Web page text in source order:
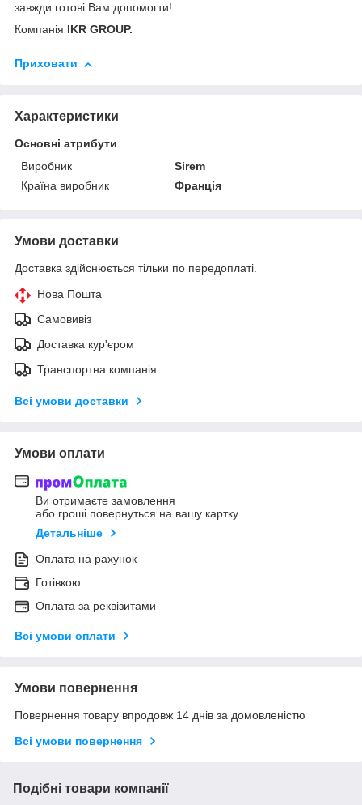
завжди готові Вам допомогти!
Компанія IKR GROUP.
Приховати
Характеристики
Основні атрибути
Виробник
Sirem
Країна виробник
Франція
Умови доставки
Доставка здійснюється тільки по передоплаті.
Нова Пошта
Самовивіз
Доставка кур'єром
Транспортна компанія
Всі умови доставки
Умови оплати
Ви отримаєте замовлення
або гроші повернуться на вашу картку
Детальніше
Оплата на рахунок
Готівкою
Оплата за реквізитами
Всі умови оплати
Умови повернення
Повернення товару впродовж 14 днів за домовленістю
Всі умови повернення
Подібні товари компанії